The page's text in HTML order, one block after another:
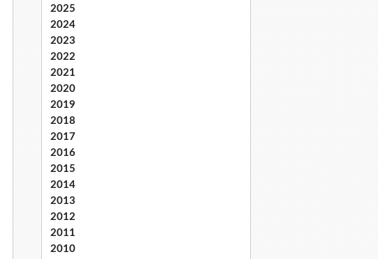
2025
2024
2023
2022
2021
2020
2019
2018
2017
2016
2015
2014
2013
2012
2011
2010